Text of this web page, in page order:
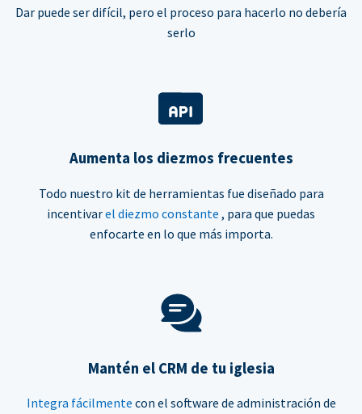
Dar puede ser difícil, pero el proceso para hacerlo no debería
serlo
Aumenta los diezmos frecuentes
Todo nuestro kit de herramientas fue diseñado para
incentivarel diezmo constante , para que puedas
enfocarte en lo que más importa.
Mantén el CRM de tu iglesia
Integra fácilmente con el software de administración de